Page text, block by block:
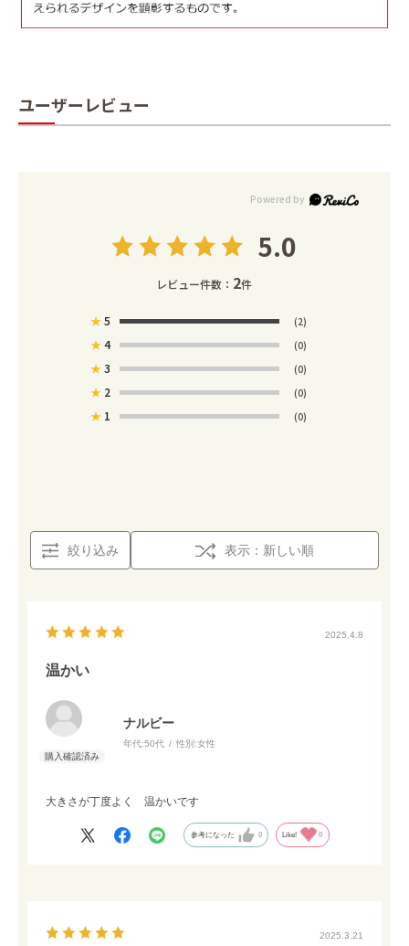
ユーザーレビュー
5.0
レビュー件数： 2件
★5 (2)
★4 (0)
★3 (0)
★ 2 (0)
★ 1 (0)
絞り込み 表示：新しい順
2025.4.8
温かい
ナルビー
年代:50代 性別:女性
大きさが丁度よく 温かいです
参考になった 0 Like! 0
2025.3.21